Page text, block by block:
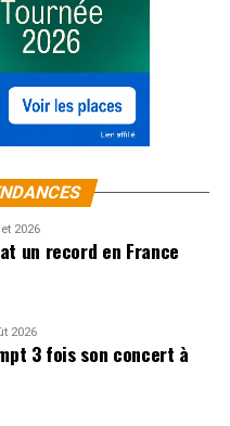
2026
un record en France
2026
3 fois son concert à